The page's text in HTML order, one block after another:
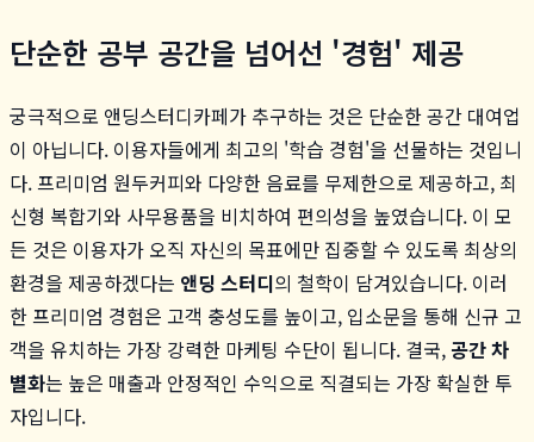
단순한 공부 공간을 넘어선 '경험' 제공
궁극적으로 앤딩스터디카페가 추구하는 것은 단순한 공간 대여업
이 아닙니다. 이용자들에게 최고의 '학습 경험'을 선물하는 것입니
다. 프리미엄 원두커피와 다양한 음료를 무제한으로 제공하고, 최
신형 복합기와 사무용품을 비치하여 편의성을 높였습니다. 이 모
든 것은 이용자가 오직 자신의 목표에만 집중할 수 있도록 최상의
환경을 제공하겠다는 앤딩 스터디의 철학이 담겨있습니다. 이러
한 프리미엄 경험은 고객 충성도를 높이고, 입소문을 통해 신규 고
객을 유치하는 가장 강력한 마케팅 수단이 됩니다. 결국, 공간 차
별화는 높은 매출과 안정적인 수익으로 직결되는 가장 확실한 투
자입니다.